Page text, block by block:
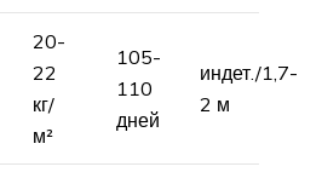
20-
22
кг/
м²
105-
110
дней
индет./1,7-
2 м